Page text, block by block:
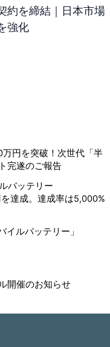
約を締結｜日本市場
強化
万円を突破！次世代「半
完遂のご報告
バッテリー
を達成。達成率は5,000%
イルバッテリー」
開催のお知らせ